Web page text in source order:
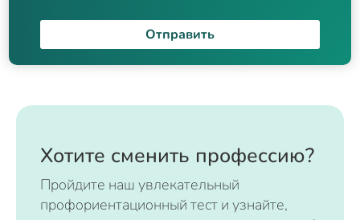
Отправить
Хотите сменить профессию?
Пройдите наш увлекательный
профориентационный тест и узнайте,